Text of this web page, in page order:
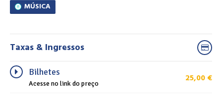
MÚSICA
Taxas & Ingressos
Bilhetes
Acesse no link do preço 25,00€